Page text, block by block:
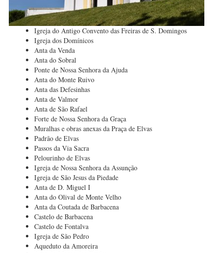
Igreja do Antigo Convento das Freiras de S. Domingos
Igreja dos Domínicos
Anta da Venda
Anta do Sobral
Ponte de Nossa Senhora da Ajuda
Anta do Monte Ruivo
Anta das Defesinhas
Anta de Valmor
Anta de São Rafael
Forte de Nossa Senhora da Graça
Muralhas e obras anexas da Praça de Elvas
Padrão de Elvas
Passos da Via Sacra
Pelourinho de Elvas
Igreja de Nossa Senhora da Assunção
Igreja de São Jesus da Piedade
Anta de D. Miguel I
Anta do Olival de Monte Velho
Anta da Coutada de Barbacena
Castelo de Barbacena
Castelo de Fontalva
Igreja de São Pedro
Aqueduto da Amoreira